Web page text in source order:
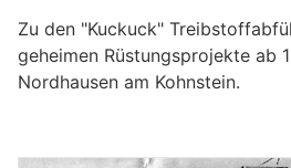
Zu den "Kuckuck"
geheimen Rüstungsprojekte ab
Nordhausen am Kohnstein.